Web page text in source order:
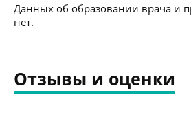
Данных об образовании врача и
нет.
Отзывы и оценки